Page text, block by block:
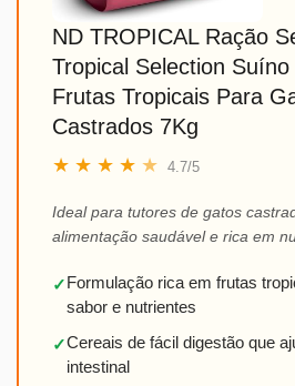
ND TROPICAL Ração
Tropical Selection
Frutas Tropicais Para
Castrados 7Kg
★ ★ ★ ★ ★ 4.7/5
Ideal para tutores de gatos
alimentação saudável e rica em
✓Formulação rica em frutas
sabor e nutrientes
✓Cereais de fácil digestão que
intestinal